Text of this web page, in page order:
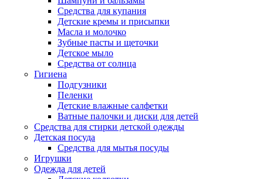
Средства для купания
Детские кремы и присыпки
Масла и молочко
Зубные пасты и щеточки
Детское мыло
Средства от солнца
Гигиена
Подгузники
Пеленки
Детские влажные салфетки
Ватные палочки и диски для детей
Средства для стирки детской одежды
Детская посуда
Средства для мытья посуды
Игрушки
Одежда для детей